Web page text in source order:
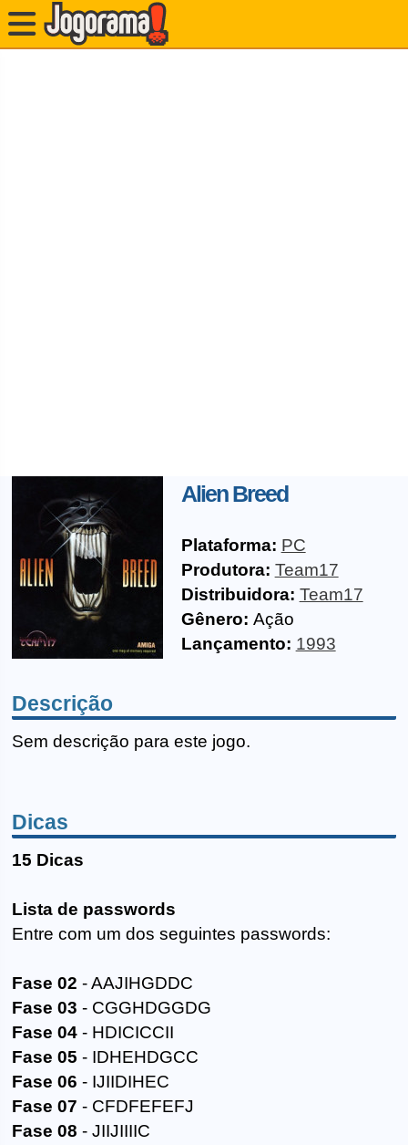
Alien Breed
Plataforma: PC
Produtora: Team17
Distribuidora: Team17
Gênero: Ação
Lançamento: 1993
Descrição
Sem descrição para este jogo.
Dicas
15 Dicas
Lista de passwords
Entre com um dos seguintes passwords:
Fase 02 - AAJIHGDDC
Fase 03 - CGGHDGGDG
Fase 04 - HDICICCII
Fase 05 - IDHEHDGCC
Fase 06 - IJIIDIHEC
Fase 07 - CFDFEFEFJ
Fase 08 - JIIJIIIIC